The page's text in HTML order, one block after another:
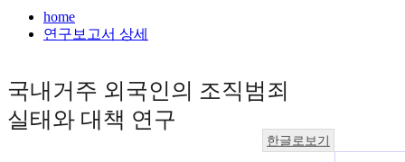
home
연구보고서 상세
국내거주 외국인의 조직범죄
실태와 대책 연구
한글로보기